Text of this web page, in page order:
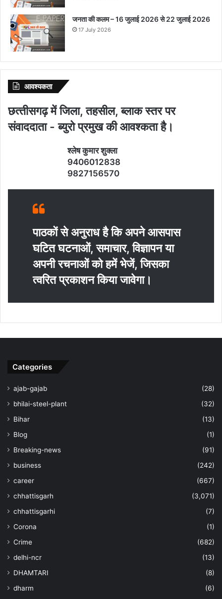
जनता की कलम – 16 जुलाई 2026 से 22 जुलाई 2026
17 July 2026
आवश्‍यकता
छत्‍तीसगढ़ में जिला, तहसील, ब्‍लाक स्‍तर पर
संवाददाता - ब्‍युरो प्रमुख की आवश्‍कता है।
श्‍लेष कुमार शुक्‍ला
9406012838
9827156570
पाठकों से अनुराध है कि अपने आसपास
घटित घटनाओं, समाचार, विज्ञापन या
अपनी रचनाओं को हमें भेजें, जिसका
त्‍वरित प्रकाशन किया जावेगा।
Categories
ajab-gajab
(28)
bhilai-steel-plant
(32)
Bihar
(13)
Blog
(1)
Breaking-news
(91)
business
(242)
career
(667)
chhattisgarh
(3,071)
chhattisgarhi
(7)
Corona
(1)
Crime
(682)
delhi-ncr
(13)
DHAMTARI
(8)
dharm
(6)